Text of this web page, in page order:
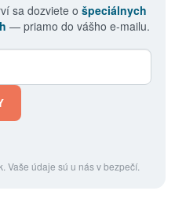
sa dozviete o špeciálnych
— priamo do vášho e-mailu.
Vaše údaje sú u nás v bezpečí.